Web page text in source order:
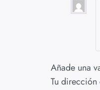
Añade una
Tu